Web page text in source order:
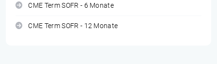
CME Term SOFR - 6 Monate
CME Term SOFR - 12 Monate